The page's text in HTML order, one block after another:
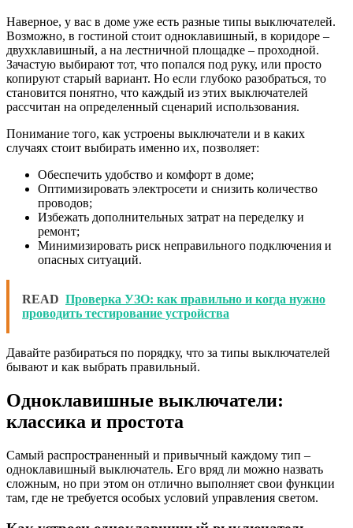
Наверное, у вас в доме уже есть разные типы выключателей.
Возможно, в гостиной стоит одноклавишный, в коридоре –
двухклавишный, а на лестничной площадке – проходной.
Зачастую выбирают тот, что попался под руку, или просто
копируют старый вариант. Но если глубоко разобраться, то
становится понятно, что каждый из этих выключателей
рассчитан на определенный сценарий использования.
Понимание того, как устроены выключатели и в каких
случаях стоит выбирать именно их, позволяет:
Обеспечить удобство и комфорт в доме;
Оптимизировать электросети и снизить количество
проводов;
Избежать дополнительных затрат на переделку и
ремонт;
Минимизировать риск неправильного подключения и
опасных ситуаций.
READ Проверка УЗО: как правильно и когда нужно
проводить тестирование устройства
Давайте разбираться по порядку, что за типы выключателей
бывают и как выбрать правильный.
Одноклавишные выключатели:
классика и простота
Самый распространенный и привычный каждому тип –
одноклавишный выключатель. Его вряд ли можно назвать
сложным, но при этом он отлично выполняет свои функции
там, где не требуется особых условий управления светом.